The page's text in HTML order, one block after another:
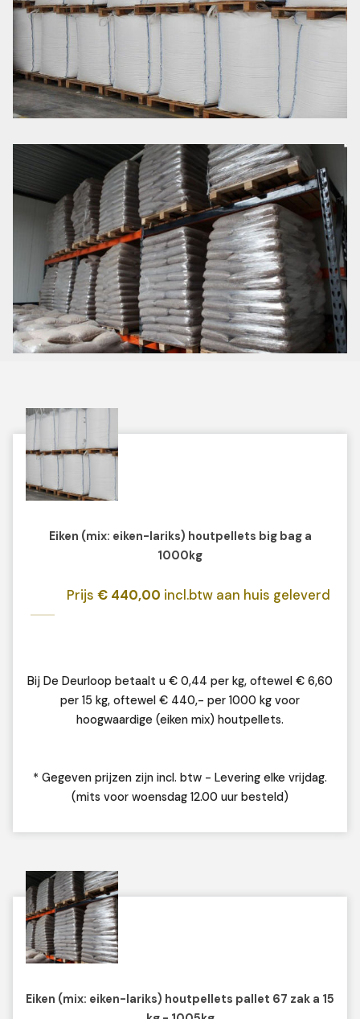
Eiken (mix: eiken-lariks) houtpellets big bag a
1000kg
Prijs € 440,00 incl.btw aan huis geleverd
Bij De Deurloop betaalt u € 0,44 per kg, oftewel € 6,60
per 15 kg, oftewel € 440,- per 1000 kg voor
hoogwaardige (eiken mix) houtpellets.
* Gegeven prijzen zijn incl. btw - Levering elke vrijdag.
(mits voor woensdag 12.00 uur besteld)
Eiken (mix: eiken-lariks) houtpellets pallet 67 zak a 15